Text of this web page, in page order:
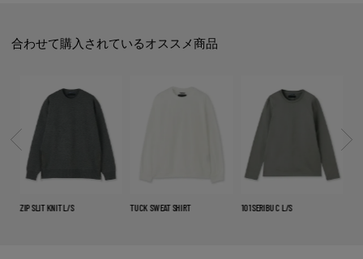
合わせて購入されているオススメ商品
ZIP SLIT KNIT L/S TUCK SWEAT SHIRT 101SERIBU C L/S